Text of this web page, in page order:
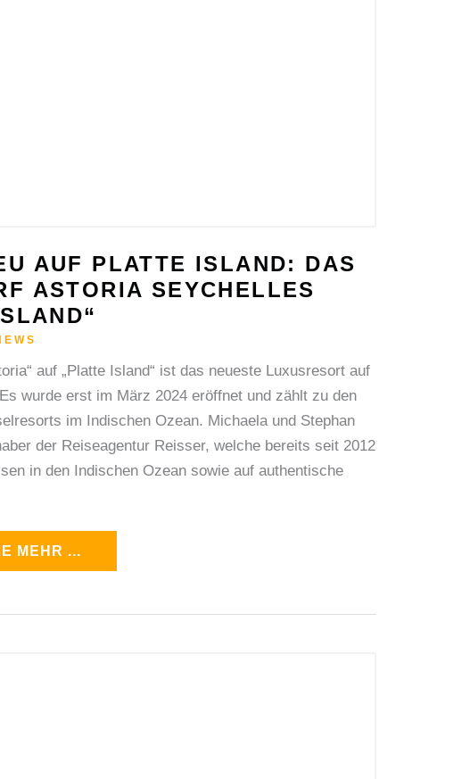
AUF PLATTE ISLAND: DAS
ASTORIA SEYCHELLES
auf „Platte Island“ ist das neueste Luxusresort auf
wurde erst im März 2024 eröffnet und zählt zu den
im Indischen Ozean. Michaela und Stephan
der Reiseagentur Reisser, welche bereits seit 2012
in den Indischen Ozean sowie auf authentische
MEHR ...